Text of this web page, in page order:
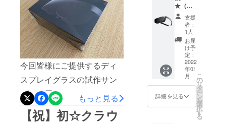
おります。。。可愛い
（笑）その他、Nintendo
Switchへの接続、Play
Station4への接続も動作確認
ができました。※別途、市販
のケーブル購入が必要にな
ります。広い拡張性で未来
に無限の可能性を感じまし
た。
今回皆様にご提供するディ
スプレイグラスの試作サン
プルが届きました！！しっ
かりした箱に梱包されてお
もっと見る
【祝】初☆クラウ
ル ❸
グラス
マス
ク ❹
イン
サート
レンズ
キッ
ト ❺
クリー
ニング
クロ
★（税
込、送
料込）
ディス
プレイ
グラス
1個 ❶
スマー
トグラ
ス本体
❷USB
Type-C
ケーブ
ル ❸グ
支援
者：
1人
お届
け予
定：
2022
年01
月
詳細を見る
こ
の
リ
タ
ー
ン
を
選
択
す
る